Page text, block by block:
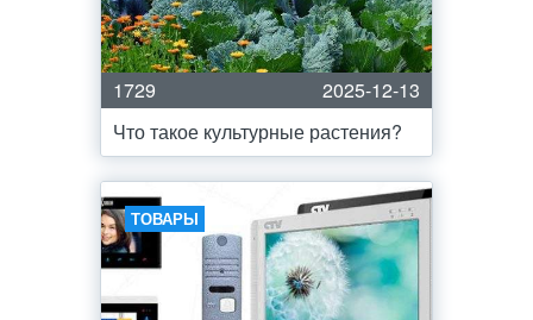
1729
2025-12-13
Что такое культурные растения?
ТОВАРЫ